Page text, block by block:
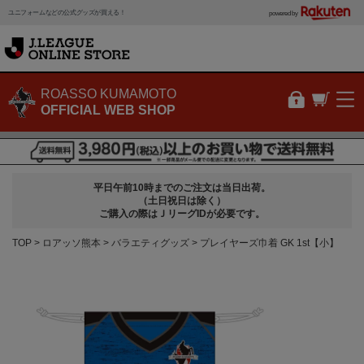
ユニフォームなどの公式グッズが買える！ powered by
ROASSO KUMAMOTO
OFFICIAL WEB SHOP
平日午前10時までのご注文は当日出荷。
（土日祝日は除く）
ご購入の際はＪリーグIDが必要です。
TOP ロアッソ熊本 バラエティグッズ プレイヤーズ巾着 GK 1st【小】